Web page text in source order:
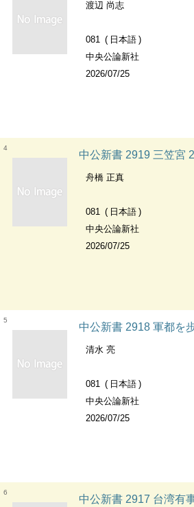
渡辺 尚志
081
日本語
中央公論新社
2026/07/25
4
中公新書 2919 三笠宮 2919 昭
舟橋 正真
081
日本語
中央公論新社
2026/07/25
5
中公新書 2918 軍都を歩く 2918
清水 亮
081
日本語
中央公論新社
2026/07/25
6
中公新書 2917 台湾有事 2917 歴史・